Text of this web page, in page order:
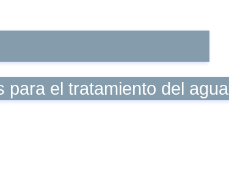
para el tratamiento del agua